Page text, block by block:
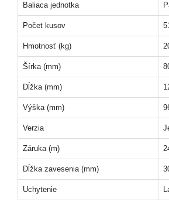
Baliaca jednotka
Počet kusov
Hmotnosť (kg)
Šírka (mm)
Dĺžka (mm)
Výška (mm)
Verzia
Záruka (m)
Dĺžka zavesenia (mm)
Uchytenie